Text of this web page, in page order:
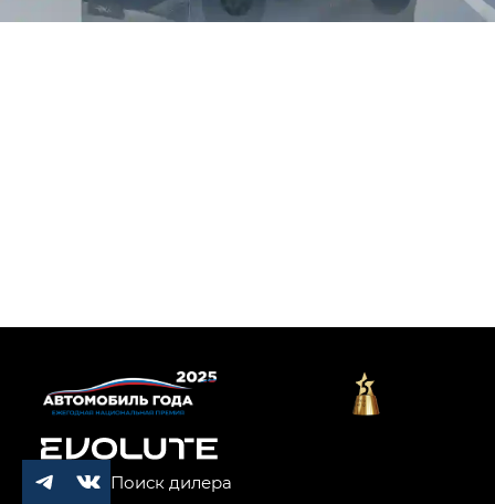
Поиск дилера